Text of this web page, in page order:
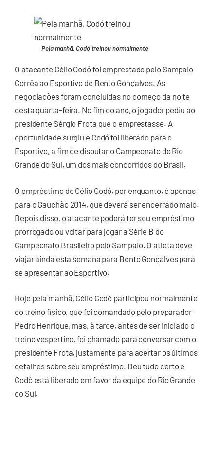
Pela manhã, Codó treinou normalmente
O atacante Célio Codó foi emprestado pelo Sampaio
Corrêa ao Esportivo de Bento Gonçalves. As
negociações foram concluídas no começo da noite
desta quarta-feira. No fim do ano, o jogador pediu ao
presidente Sérgio Frota que o emprestasse. A
oportunidade surgiu e Codó foi liberado para o
Esportivo, a fim de disputar o Campeonato do Rio
Grande do Sul, um dos mais concorridos do Brasil.
O empréstimo de Célio Codó, por enquanto, é apenas
para o Gauchão 2014, que deverá ser encerrado maio.
Depois disso, o atacante poderá ter seu empréstimo
prorrogado ou voltar para jogar a Série B do
Campeonato Brasileiro pelo Sampaio. O atleta deve
viajar ainda esta semana para Bento Gonçalves para
se apresentar ao Esportivo.
Hoje pela manhã, Célio Codó participou normalmente
do treino físico, que foi comandado pelo preparador
Pedro Henrique, mas, à tarde, antes de ser iniciado o
treino vespertino, foi chamado para conversar com o
presidente Frota, justamente para acertar os últimos
detalhes sobre seu empréstimo. Deu tudo certo e
Codó está liberado em favor da equipe do Rio Grande
do Sul.